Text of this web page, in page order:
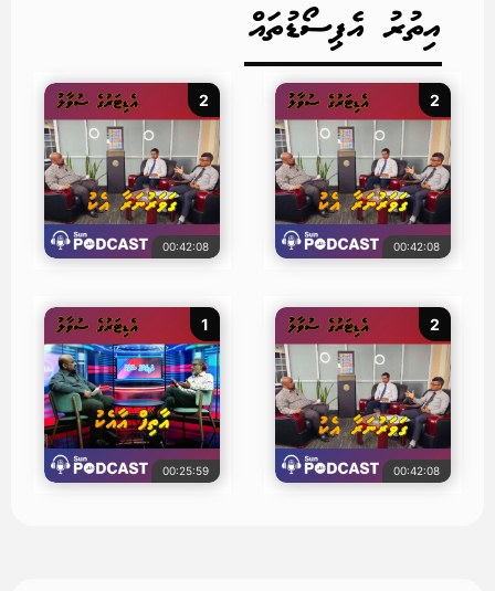
އިތުރު އެޕިސޯޑުތައް
2
00:42:08
2
00:42:08
2
00:42:08
1
00:25:59